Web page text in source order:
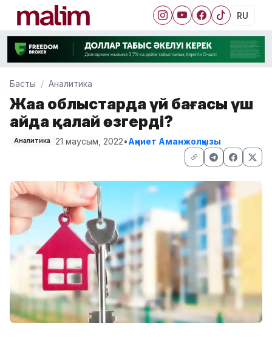
RU
Басты Аналитика
Жаңа облыстарда үй бағасы үш
айда қалай өзгерді?
Аналитика 21 маусым, 2022•Ақниет Аманжолқызы